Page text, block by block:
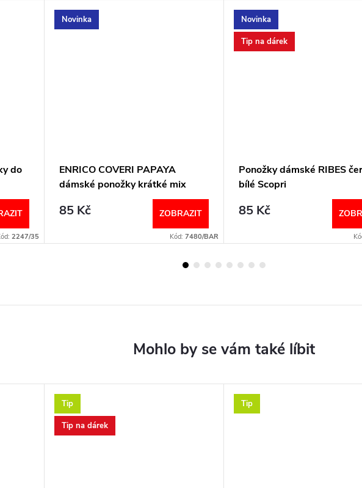
do
2247/35
Novinka
ENRICO COVERI PAPAYA
dámské ponožky krátké mix
85 Kč ZOBRAZIT
Kód: 7480/BAR
Novinka
Tip na dárek
Ponožky dámské RIBES
bílé Scopri
85 Kč
Tip
Tip na dárek
Tip